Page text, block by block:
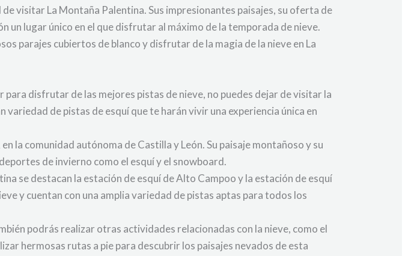
visitar La Montaña Palentina. Sus impresionantes paisajes, su oferta de
un lugar único en el que disfrutar al máximo de la temporada de nieve.
parajes cubiertos de blanco y disfrutar de la magia de la nieve en La
disfrutar de las mejores pistas de nieve, no puedes dejar de visitar la
de pistas de esquí que te harán vivir una experiencia única en
la comunidad autónoma de Castilla y León. Su paisaje montañoso y su
de invierno como el esquí y el snowboard.
se destacan la estación de esquí de Alto Campoo y la estación de esquí
y cuentan con una amplia variedad de pistas aptas para todos los
podrás realizar otras actividades relacionadas con la nieve, como el
hermosas rutas a pie para descubrir los paisajes nevados de esta